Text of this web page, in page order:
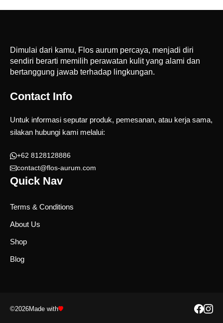
Dimulai dari kamu, Flos aurum percaya, menjadi diri
sendiri berarti memilih perawatan kulit yang alami dan
bertanggung jawab terhadap lingkungan.
Contact Info
Untuk informasi seputar produk, pemesanan, atau kerja sama,
silakan hubungi kami melalui:
+62 8128128886
contact@flos-aurum.com
Quick Nav
Terms & Conditions
About Us
Shop
Blog
©2026Made with